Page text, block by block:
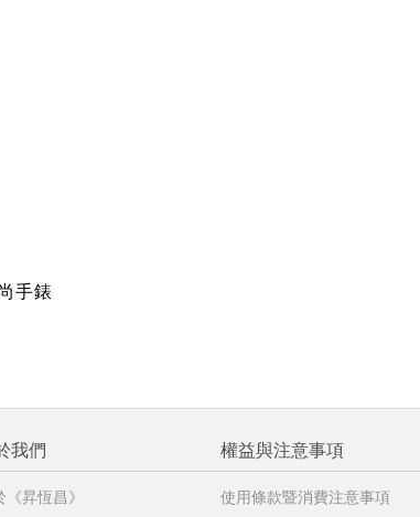
手錶
我們
《昇恆昌》
權益與注意事項
使用條款暨消費注意事項